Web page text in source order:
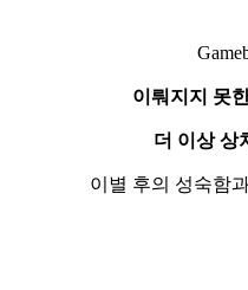
이뤄지지 못
더 이상 상
이별 후의 성숙함